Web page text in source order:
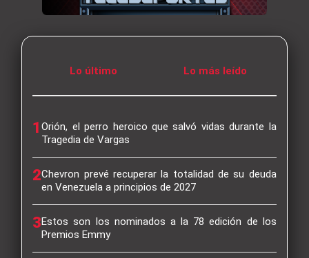
Lo último Lo más leído
1Orión, el perro heroico que salvó vidas durante la
Tragedia de Vargas
2Chevron prevé recuperar la totalidad de su deuda
en Venezuela a principios de 2027
3Estos son los nominados a la 78 edición de los
Premios Emmy